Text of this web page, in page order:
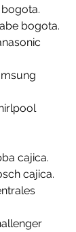
bogota.
cajica.
cajica.